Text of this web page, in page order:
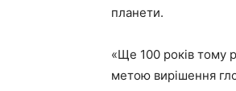
планети.
«Ще 100 років тому
метою вирішення